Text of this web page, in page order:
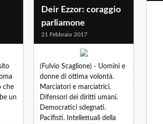
che
un
Deir Ezzor: coraggio
parliamone
21 Febbraio 2017
(Fulvio Scaglione) - Uomini e
donne di ottima volontà.
Marciatori e marciatrici.
Difensori dei diritti umani.
Democratici sdegnati.
Pacifisti. Intellettuali della